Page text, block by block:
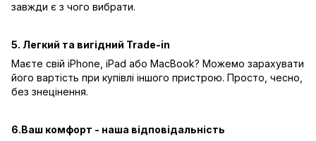
завжди є з чого вибрати.
5. Легкий та вигідний Trade-in
Маєте свій iPhone, iPad або MacBook? Можемо зарахувати
його вартість при купівлі іншого пристрою. Просто, чесно,
без знецінення.
6.Ваш комфорт - наша відповідальність